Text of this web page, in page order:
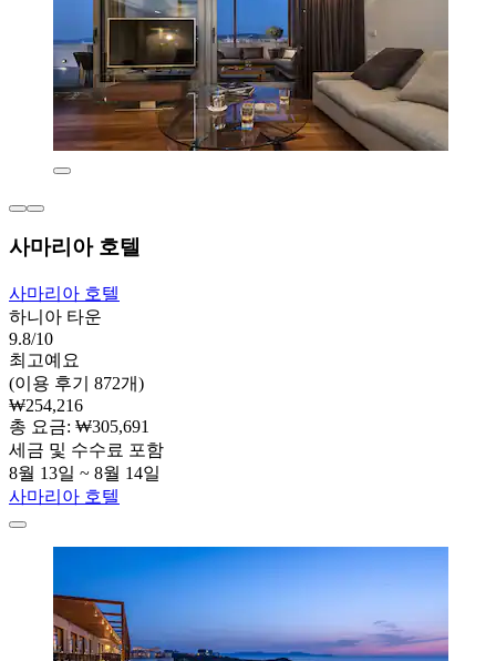
사마리아 호텔
사마리아 호텔
하니아 타운
9.8/10
최고예요
(이용 후기 872개)
₩254,216
총 요금: ₩305,691
세금 및 수수료 포함
8월 13일 ~ 8월 14일
사마리아 호텔